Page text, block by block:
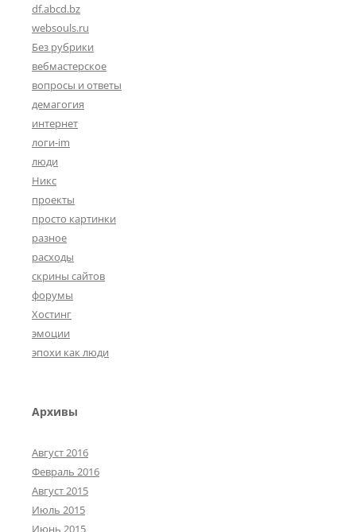
df.abcd.bz
websouls.ru
Без рубрики
вебмастерское
вопросы и ответы
демагогия
интернет
логи-im
люди
Никс
проекты
просто картинки
разное
расходы
скрины сайтов
форумы
Хостинг
эмоции
эпохи как люди
Архивы
Август 2016
Февраль 2016
Август 2015
Июль 2015
Июнь 2015